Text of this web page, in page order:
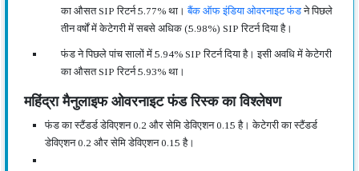
का औसत SIP रिटर्न 5.77% था।बैंक ऑफ इंडिया ओवरनाइट फंडने पिछले
तीन वर्षों में केटेगरी में सबसे अधिक (5.98%) SIP रिटर्न दिया है।
फंड ने पिछले पांच सालों में 5.94% SIP रिटर्न दिया है। इसी अवधि में केटेगरी
का औसत SIP रिटर्न 5.93% था।
महिंद्रा मैनुलाइफ ओवरनाइट फंड रिस्क का विश्लेषण
फंड का स्टैंडर्ड डेविएशन 0.2 और सेमि डेविएशन 0.15 है। केटेगरी का स्टैंडर्ड
डेविएशन 0.2 और सेमि डेविएशन 0.15 है।